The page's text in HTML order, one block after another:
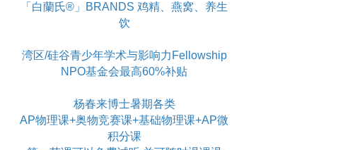
「白蘭氏®」BRANDS 鸡精、燕窝、养生
饮
湾区/硅谷青少年学术与影响力Fellowship
NPO基金会最高60%补贴
杨春来博士暑期各类
AP物理课+奥物竞赛课+基础物理课+AP微
积分课